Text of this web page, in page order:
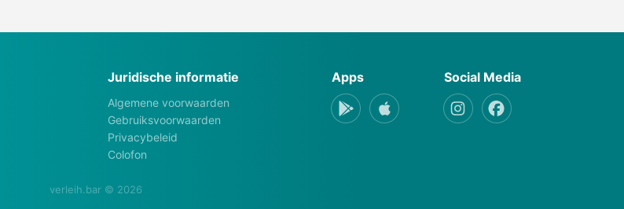
Juridische informatie
Algemene voorwaarden
Gebruiksvoorwaarden
Privacybeleid
Colofon
Apps Social Media
verleih.bar © 2026